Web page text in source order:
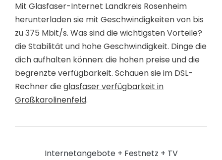
Mit Glasfaser-Internet Landkreis Rosenheim
herunterladen sie mit Geschwindigkeiten von bis
zu 375 Mbit/s. Was sind die wichtigsten Vorteile?
die Stabilität und hohe Geschwindigkeit. Dinge die
dich aufhalten können: die hohen preise und die
begrenzte verfügbarkeit. Schauen sie im DSL-
Rechner dieglasfaser verfügbarkeit in
Großkarolinenfeld.
Internetangebote + Festnetz + TV